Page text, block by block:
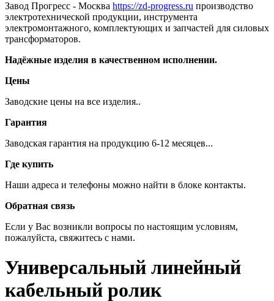
Завод Прогресс - Москва https://zd-progress.ru производство
электротехнической продукции, инструмента
электромонтажного, комплектующих и запчастей для силовых
трансформаторов.
Надёжные изделия в качественном исполнении.
Цены
Заводские цены на все изделия..
Гарантия
Заводская гарантия на продукцию 6-12 месяцев...
Где купить
Наши адреса и телефоны можно найти в блоке контакты.
Обратная связь
Если у Вас возникли вопросы по настоящим условиям,
пожалуйста, свяжитесь с нами.
Универсальный линейный
кабельный ролик